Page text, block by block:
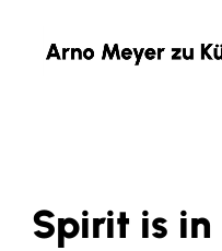
Spirit is